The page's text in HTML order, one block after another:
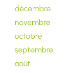
décembre
novembre
octobre
septembre
août